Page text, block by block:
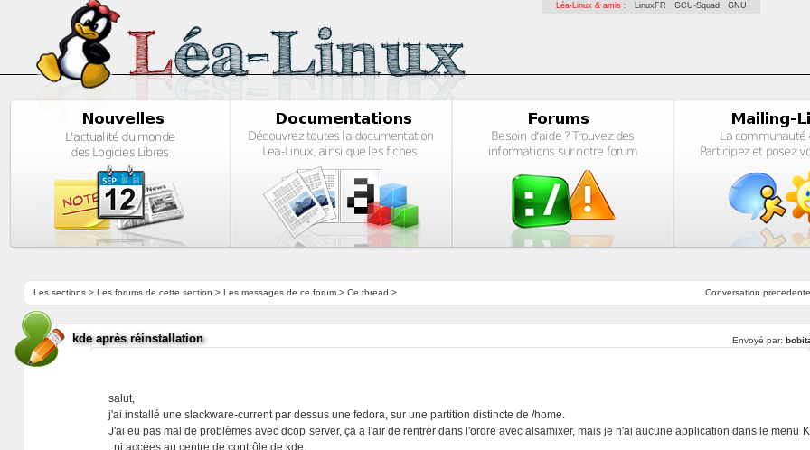
Léa-Linux & amis : LinuxFR GCU-Squad GNU
Conversation precedente
Les sections> Les forums de cette section > Les messages de ce forum> Ce thread >
kde après réinstallation Envoyé par:
salut,
j'ai installé une slackware-current par dessus une fedora, sur une partition distincte de /home.
J'ai eu pas mal de problèmes avec dcop server, ça a l'air de rentrer dans l'ordre avec alsamixer, mais je n'ai aucune application dans le menu K
, ni accèes au centre de contrôle de kde.